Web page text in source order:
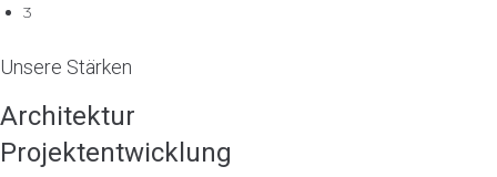
3
Unsere Stärken
Architektur
Projektentwicklung